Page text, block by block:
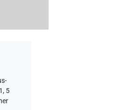
5